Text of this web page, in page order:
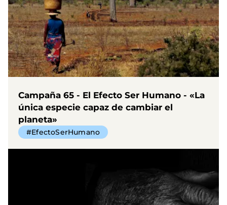
Campaña 65 - El Efecto Ser Humano - «La
única especie capaz de cambiar el
planeta»
#EfectoSerHumano